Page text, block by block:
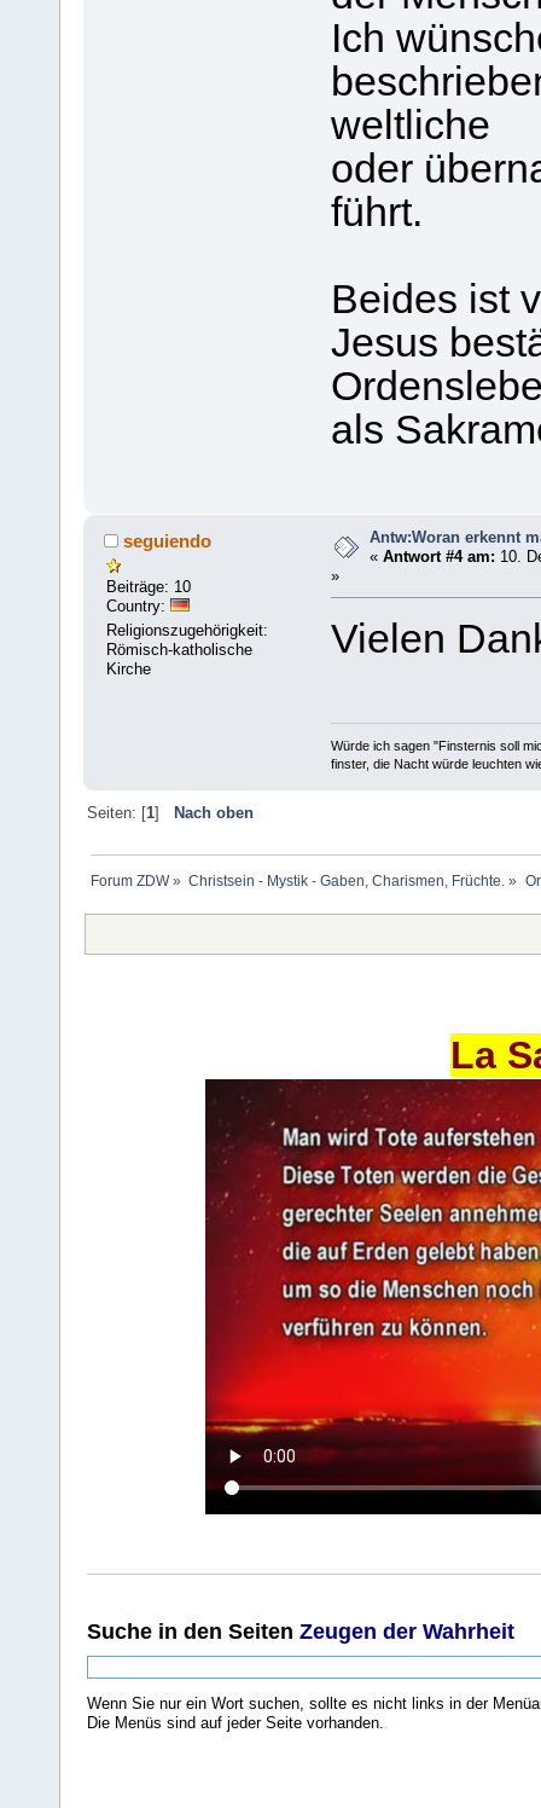
Ich
weltliche
oder
führt.
Beides ist
Jesus
als
seguiendo
Beiträge: 10
Country:
Religionszugehörigkeit:
Römisch-katholische
Kirche
Antw:Woran erkennt
«Antwort #4 am: 10.
»
Vielen
Würde ich sagen "Finsternis soll
finster, die Nacht würde leuchten
Seiten: [1] Nach oben
Forum ZDW» Christsein - Mystik - Gaben, Charismen, Früchte. »
La
Suche in den Seiten Zeugen der Wahrheit
Wenn Sie nur ein Wort suchen, sollte es nicht links in der
Die Menüs sind auf jeder Seite vorhanden..